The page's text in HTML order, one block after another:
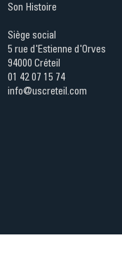
Son Histoire
Siège social
5 rue d'Estienne d'Orves
94000 Créteil
01 42 07 15 74
info@uscreteil.com